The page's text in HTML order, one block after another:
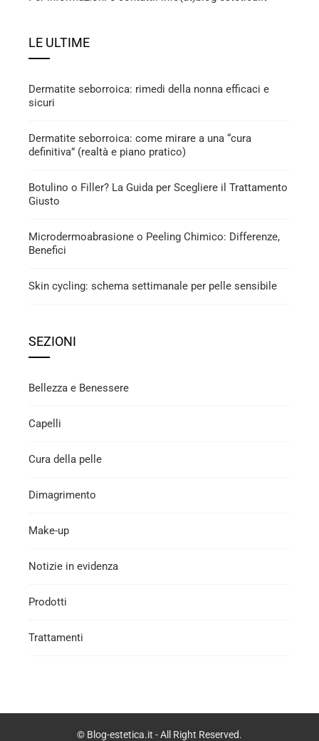
LE ULTIME
Dermatite seborroica: rimedi della nonna efficaci e
sicuri
Dermatite seborroica: come mirare a una “cura
definitiva” (realtà e piano pratico)
Botulino o Filler? La Guida per Scegliere il Trattamento
Giusto
Microdermoabrasione o Peeling Chimico: Differenze,
Benefici
Skin cycling: schema settimanale per pelle sensibile
SEZIONI
Bellezza e Benessere
Capelli
Cura della pelle
Dimagrimento
Make-up
Notizie in evidenza
Prodotti
Trattamenti
© Blog-estetica.it - All Right Reserved.